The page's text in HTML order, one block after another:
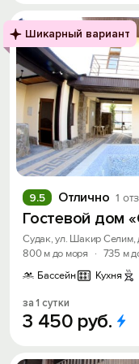
Шикарный вариант
Отлично 1
9.5
Гостевой дом
Судак, ул. Шакир Селим,
800 м до моря
· 735 м
Бассейн
Кухня
за 1 сутки
3 450 руб.